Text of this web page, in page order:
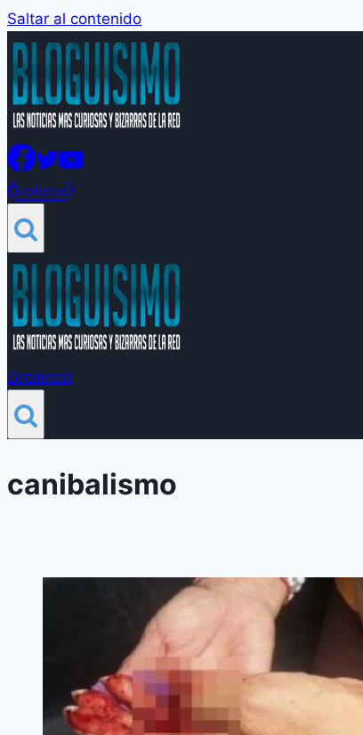
Saltar al contenido
Groleros!
Groleros!
canibalismo